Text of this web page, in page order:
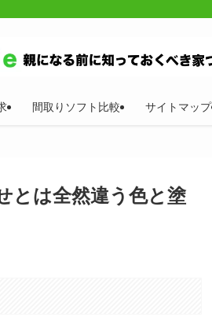
間取りソフト比較 サイトマップ
とは全然違う色と塗